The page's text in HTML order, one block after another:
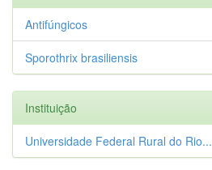
Antifúngicos
Sporothrix brasiliensis
Instituição
Universidade Federal Rural do Rio...